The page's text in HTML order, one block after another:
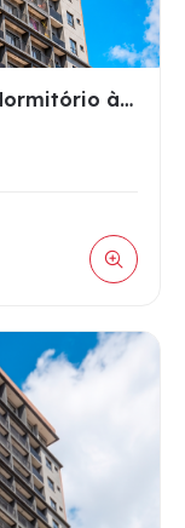
Apartamento com suíte e um dormitório à venda no São Cristóv…